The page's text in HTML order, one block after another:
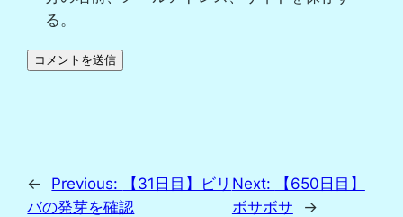
る。
← Previous:
【31日目】ビリ
バの発芽を確認
Next:
【650日目】
ボサボサ
→